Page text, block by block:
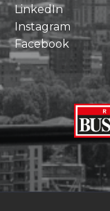
LinkedIn
Instagram
Facebook